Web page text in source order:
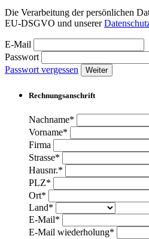
Die Verarbeitung der persönlichen
EU-DSGVO und unserer
E-Mail
Passwort
Passwort vergessen
Weiter
Rechnungsanschrift
Nachname*
Vorname*
Firma
Strasse*
Hausnr.*
PLZ*
Ort*
Land*
E-Mail*
E-Mail wiederholung*